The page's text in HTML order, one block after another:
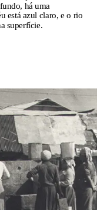
há uma
está azul claro, e o rio
superfície.